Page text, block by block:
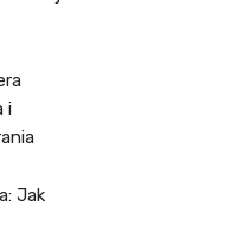
i
Jak